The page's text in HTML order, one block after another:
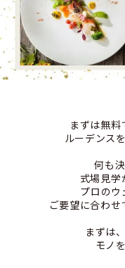
まずは無料
ルーデンス
何も
式場見学
プロのウ
ご要望に合わせ
まずは
モノ